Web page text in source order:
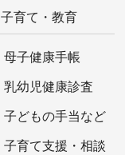
子育て・教育
母子健康手帳
乳幼児健康診査
子どもの手当など
子育て支援・相談